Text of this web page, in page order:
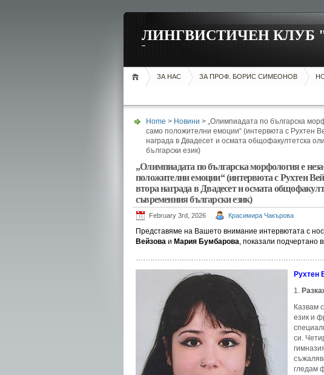
ЛИНГВИСТИЧЕН КЛУБ
ЗА НАС ЗА ПРОФ. БОРИС СИМЕОНОВ
Home > Новини > „Олимпиадата по българска
само положителни емоции“ (интервюта с Рухтен
награда в Двадесет и осмата общофакултетска
български език)
„Олимпиадата по българска морфология е
положителни емоции“ (интервюта с Рухтен
втора награда в Двадесет и осмата
съвременния български език)
February 3rd, 2026 Красимира Чакърова
Представяме на Вашето внимание интервютата с
Вейзова и Мария Бумбарова, показали подчертано
Рухтен
Казвам
език и
си.
гледам